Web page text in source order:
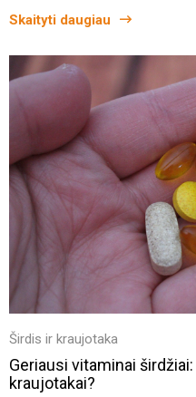
Skaityti daugiau
Širdis ir kraujotaka
Geriausi vitaminai
kraujotakai?